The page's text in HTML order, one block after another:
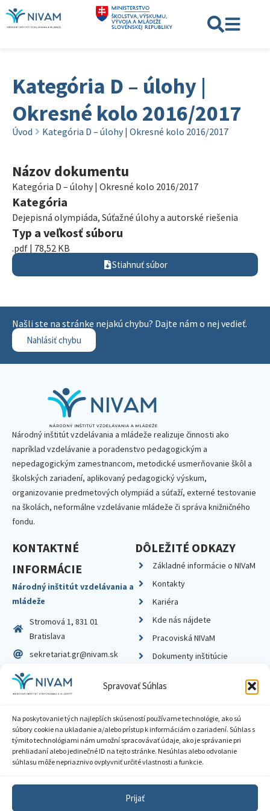
Spravovať Súhlas
Na poskytovanie tých najlepších skúseností používame technológie, ako sú
súbory cookie na ukladanie a/alebo prístup k informáciám o zariadení. Súhlas s
týmito technológiami nám umožní spracovávať údaje, ako je správanie pri
prehliadaní alebo jedinečné ID na tejto stránke. Nesúhlas alebo odvolanie
súhlasu môže nepriaznivo ovplyvniť určité vlastnosti a funkcie.
Prijať
Kategória D – úlohy |
Okresné kolo 2016/2017
Úvod Kategória D – úlohy | Okresné kolo 2016/2017
Názov dokumentu
Kategória D – úlohy | Okresné kolo 2016/2017
Kategória
Dejepisná olympiáda, Súťažné úlohy a autorské riešenia
Typ a veľkosť súboru
.pdf | 78,52 KB
Stiahnuť súbor
Našli ste na stránke nejakú chybu? Dajte nám o nej vedieť.
Nahlásiť chybu
Národný inštitút vzdelávania a mládeže realizuje činnosti ako
napríklad vzdelávanie a poradenstvo pedagogickým a
nepedagogickým zamestnancom, metodické usmerňovanie škôl a
školských zariadení, aplikovaný pedagogický výskum,
organizovanie predmetových olympiád a súťaží, externé testovanie
na školách, neformálne vzdelávanie mládeže či správa knižničného
fondu.
KONTAKTNÉ
INFORMÁCIE
Národný inštitút vzdelávania a
mládeže
Stromová 1, 831 01
Bratislava
sekretariat.gr@nivam.sk
IČO: 00164348
DIČ: 2020798714
DÔLEŽITÉ ODKAZY
Základné informácie o NIVaM
Kontakty
Kariéra
Kde nás nájdete
Pracoviská NIVaM
Dokumenty inštitúcie
Zásady ochrany súkromia
Sprístupnenie informácií